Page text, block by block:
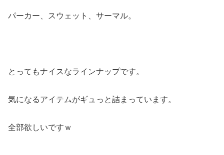
パーカー、スウェット、サーマル。
とってもナイスなラインナップです。
気になるアイテムがギュっと詰まっています。
全部欲しいですｗ